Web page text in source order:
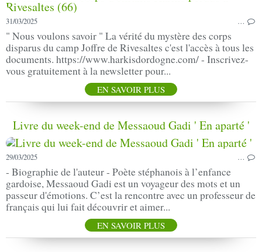
31/03/2025 …
" Nous voulons savoir " La vérité du mystère des corps
disparus du camp Joffre de Rivesaltes c'est l'accès à tous les
documents. https://www.harkisdordogne.com/ - Inscrivez-
vous gratuitement à la newsletter pour...
EN SAVOIR PLUS
Livre du week-end de Messaoud Gadi ' En aparté '
29/03/2025 …
- Biographie de l'auteur - Poète stéphanois à l’enfance
gardoise, Messaoud Gadi est un voyageur des mots et un
passeur d'émotions. C’est la rencontre avec un professeur de
français qui lui fait découvrir et aimer...
EN SAVOIR PLUS